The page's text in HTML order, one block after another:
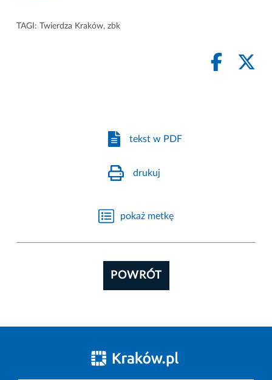
TAGI: Twierdza Kraków, zbk
tekst w PDF
drukuj
pokaż metkę
POWRÓT